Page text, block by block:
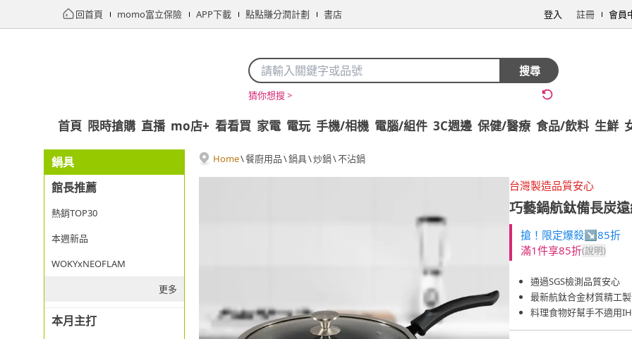
回首頁 momo富立保險 APP下載 點點賺分潤計劃 書店 登入 註冊 會員
搜尋
猜你想搜 >
首頁 限時搶購 直播 mo店+ 看看買 家電 電玩 手機/相機 電腦/組件 3C週邊 保健/醫療 食品/飲料 生鮮
鍋具
館長推薦
熱銷TOP30
本週新品
WOKYxNEOFLAM
更多
本月主打
Home\餐廚用品\鍋具\炒鍋\不沾鍋
台灣製造品質安心
巧藝鍋航鈦備長炭
搶！限定爆殺↘85折
滿1件享85折(說明)
通過SGS檢測品質安心
最新航鈦合金材質精工
料理食物好幫手不適用